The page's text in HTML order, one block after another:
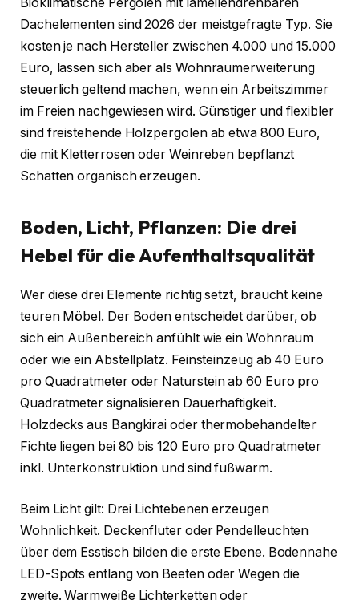
Bioklimatische Pergolen mit lamellendrehbaren
Dachelementen sind 2026 der meistgefragte Typ. Sie
kosten je nach Hersteller zwischen 4.000 und 15.000
Euro, lassen sich aber als Wohnraumerweiterung
steuerlich geltend machen, wenn ein Arbeitszimmer
im Freien nachgewiesen wird. Günstiger und flexibler
sind freistehende Holzpergolen ab etwa 800 Euro,
die mit Kletterrosen oder Weinreben bepflanzt
Schatten organisch erzeugen.
Boden, Licht, Pflanzen: Die drei
Hebel für die Aufenthaltsqualität
Wer diese drei Elemente richtig setzt, braucht keine
teuren Möbel. Der Boden entscheidet darüber, ob
sich ein Außenbereich anfühlt wie ein Wohnraum
oder wie ein Abstellplatz. Feinsteinzeug ab 40 Euro
pro Quadratmeter oder Naturstein ab 60 Euro pro
Quadratmeter signalisieren Dauerhaftigkeit.
Holzdecks aus Bangkirai oder thermobehandelter
Fichte liegen bei 80 bis 120 Euro pro Quadratmeter
inkl. Unterkonstruktion und sind fußwarm.
Beim Licht gilt: Drei Lichtebenen erzeugen
Wohnlichkeit. Deckenfluter oder Pendelleuchten
über dem Esstisch bilden die erste Ebene. Bodennahe
LED-Spots entlang von Beeten oder Wegen die
zweite. Warmweiße Lichterketten oder